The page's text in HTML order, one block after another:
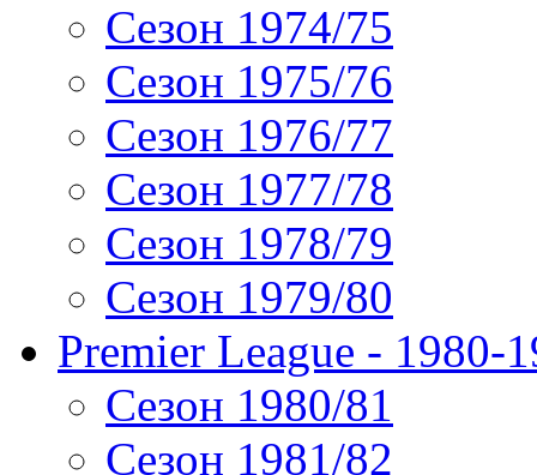
Сезон 1974/75
Сезон 1975/76
Сезон 1976/77
Сезон 1977/78
Сезон 1978/79
Сезон 1979/80
Premier League - 1980-
Сезон 1980/81
Сезон 1981/82